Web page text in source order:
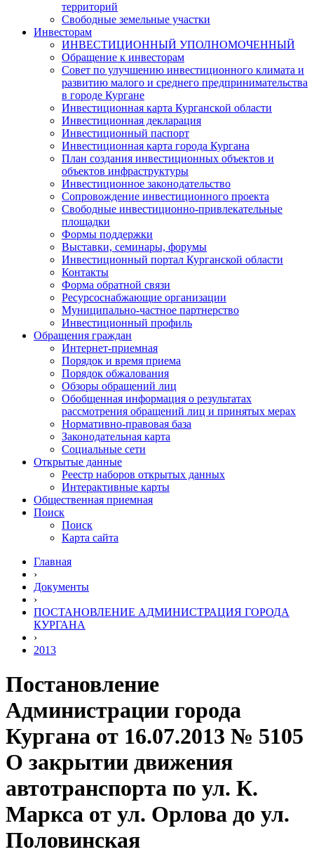
территорий
Свободные земельные участки
Инвесторам
ИНВЕСТИЦИОННЫЙ УПОЛНОМОЧЕННЫЙ
Обращение к инвесторам
Совет по улучшению инвестиционного климата и
развитию малого и среднего предпринимательства
в городе Кургане
Инвестиционная карта Курганской области
Инвестиционная декларация
Инвестиционный паспорт
Инвестиционная карта города Кургана
План создания инвестиционных объектов и
объектов инфраструктуры
Инвестиционное законодательство
Сопровождение инвестиционного проекта
Свободные инвестиционно-привлекательные
площадки
Формы поддержки
Выставки, семинары, форумы
Инвестиционный портал Курганской области
Контакты
Форма обратной связи
Ресурсоснабжающие организации
Муниципально-частное партнерство
Инвестиционный профиль
Обращения граждан
Интернет-приемная
Порядок и время приема
Порядок обжалования
Обзоры обращений лиц
Обобщенная информация о результатах
рассмотрения обращений лиц и принятых мерах
Нормативно-правовая база
Законодательная карта
Социальные сети
Открытые данные
Реестр наборов открытых данных
Интерактивные карты
Общественная приемная
Поиск
Поиск
Карта сайта
Главная
›
Документы
›
ПОСТАНОВЛЕНИЕ АДМИНИСТРАЦИЯ ГОРОДА
КУРГАНА
›
2013
Постановление
Администрации города
Кургана от 16.07.2013 № 5105
О закрытии движения
автотранспорта по ул. К.
Маркса от ул. Орлова до ул.
Половинская